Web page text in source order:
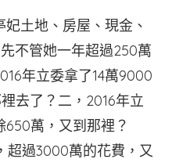
土地、房屋、現金、
不管她一年超過250萬
年立委拿了14萬9000
去了？二，2016年立
萬，又到那裡？
超過3000萬的花費，又